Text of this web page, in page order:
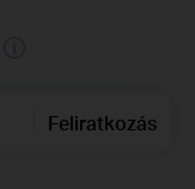
Feliratkozás